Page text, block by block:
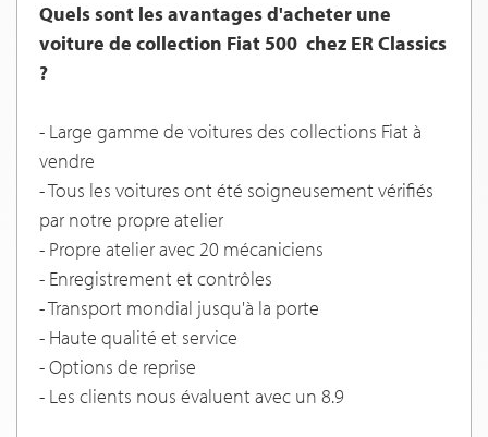
Quels sont les avantages d'acheter une
voiture de collection Fiat 500 chez ER Classics
?
- Large gamme de voitures des collections Fiat à
vendre
- Tous les voitures ont été soigneusement vérifiés
par notre propre atelier
- Propre atelier avec 20 mécaniciens
- Enregistrement et contrôles
- Transport mondial jusqu'à la porte
- Haute qualité et service
- Options de reprise
- Les clients nous évaluent avec un 8.9